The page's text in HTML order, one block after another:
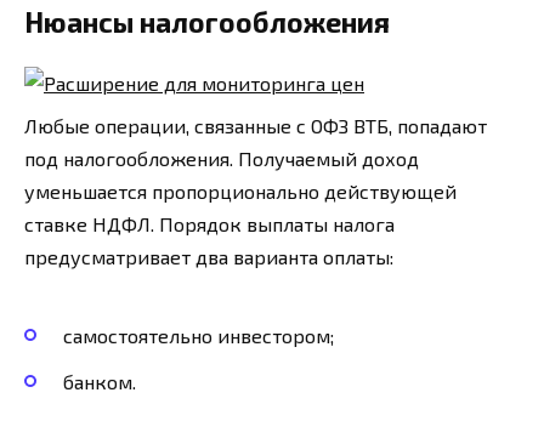
Нюансы налогообложения
Любые операции, связанные с ОФЗ ВТБ, попадают
под налогообложения. Получаемый доход
уменьшается пропорционально действующей
ставке НДФЛ. Порядок выплаты налога
предусматривает два варианта оплаты:
самостоятельно инвестором;
банком.